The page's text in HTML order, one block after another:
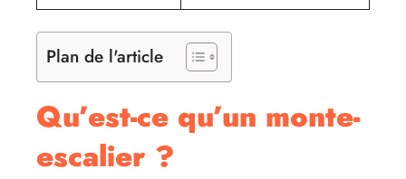
Plan de l'article
Qu’est-ce qu’un monte-
escalier ?